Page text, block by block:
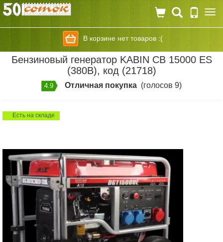
В корзине нет товаров :(
Бензиновый генератор KABIN СВ 15000 ES
(380В), код (21718)
4.9 Отличная покупка (голосов 9)
Есть на складе